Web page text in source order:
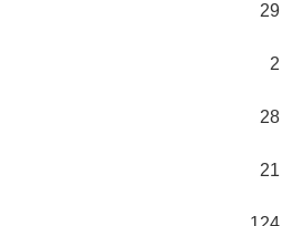
29
2
28
21